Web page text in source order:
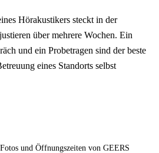
Hörakustikers steckt in der
über mehrere Wochen. Ein
und ein Probetragen sind der beste
eines Standorts selbst
und Öffnungszeiten von GEERS